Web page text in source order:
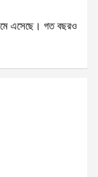
এসেছে। গত বছরও